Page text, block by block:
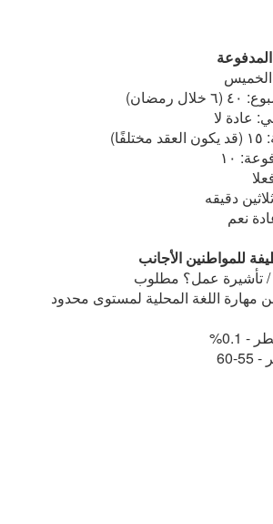
الخميس
عادة لا
١٠
دقيقه
نعم
للمواطنين الأجانب
تأشيرة عمل؟ مطلوب
اللغة المحلية لمستوى محدود
60